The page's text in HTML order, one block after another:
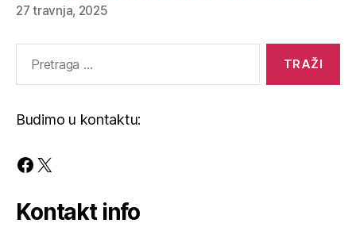
27 travnja, 2025
Budimo u kontaktu:
Facebook
X
Kontakt info